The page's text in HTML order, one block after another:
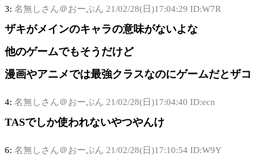
3: 名無しさん＠おーぷん 21/02/28(日)17:04:29 ID:W7R
ザキがメインのキャラの意味がないよな
他のゲームでもそうだけど
漫画やアニメでは最強クラスなのにゲームだとザコ
4: 名無しさん＠おーぷん 21/02/28(日)17:04:40 ID:ecn
TASでしか使われないやつやんけ
6: 名無しさん＠おーぷん 21/02/28(日)17:10:54 ID:W9Y